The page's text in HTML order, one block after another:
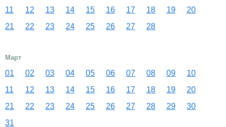
11
12 13 14 15 16 17 18 19
20
21
22 23 24 25 26 27 28
Март
01 02 03 04 05 06 07 08 09
10
11
12 13 14 15 16 17 18 19
20
21
22 23 24 25 26 27 28 29
30
31